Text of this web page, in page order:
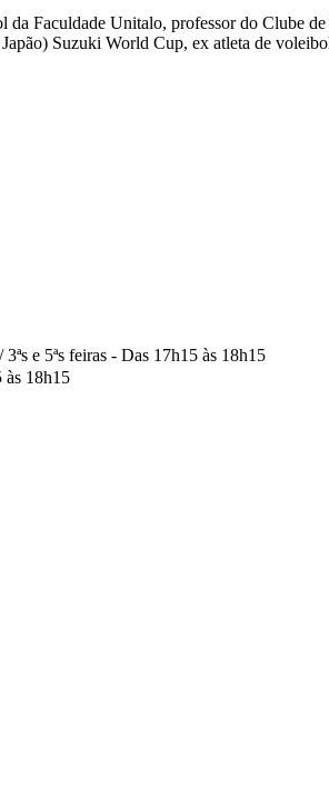
Faculdade Unitalo, professor do Clube
Suzuki World Cup, ex atleta de
3ªs e 5ªs feiras - Das 17h15 às 18h15
às 18h15